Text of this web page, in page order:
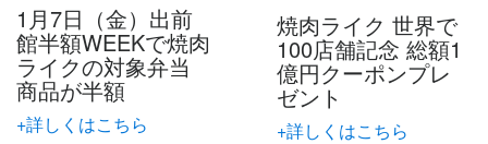
1月7日（金）出前
館半額WEEKで焼肉
ライクの対象弁当
商品が半額
+詳しくはこちら
焼肉ライク 世界で
100店舗記念 総額1
億円クーポンプレ
ゼント
+詳しくはこちら